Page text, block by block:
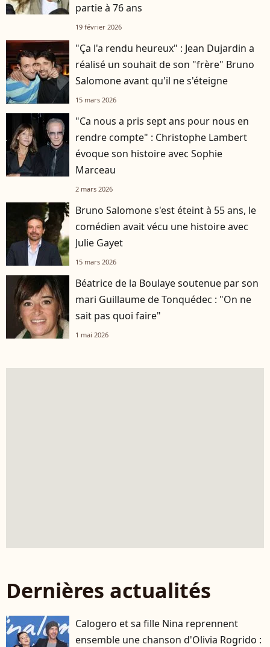
partie à 76 ans
19 février 2026
"Ça l'a rendu heureux" : Jean Dujardin a
réalisé un souhait de son "frère" Bruno
Salomone avant qu'il ne s'éteigne
15 mars 2026
"Ca nous a pris sept ans pour nous en
rendre compte" : Christophe Lambert
évoque son histoire avec Sophie
Marceau
2 mars 2026
Bruno Salomone s'est éteint à 55 ans, le
comédien avait vécu une histoire avec
Julie Gayet
15 mars 2026
Béatrice de la Boulaye soutenue par son
mari Guillaume de Tonquédec : "On ne
sait pas quoi faire"
1 mai 2026
Dernières actualités
Calogero et sa fille Nina reprennent
ensemble une chanson d'Olivia Rogrido :